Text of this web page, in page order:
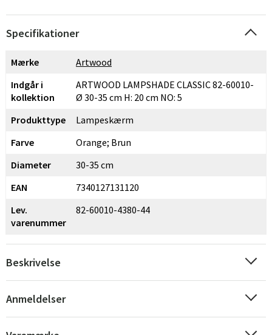
Specifikationer
Mærke
Artwood
Indgår i
kollektion
ARTWOOD LAMPSHADE CLASSIC 82-60010-
Ø 30-35 cm H: 20 cm NO: 5
Produkttype
Lampeskærm
Farve
Orange; Brun
Diameter
30-35 cm
EAN
7340127131120
Lev.
varenummer
82-60010-4380-44
Beskrivelse
Anmeldelser